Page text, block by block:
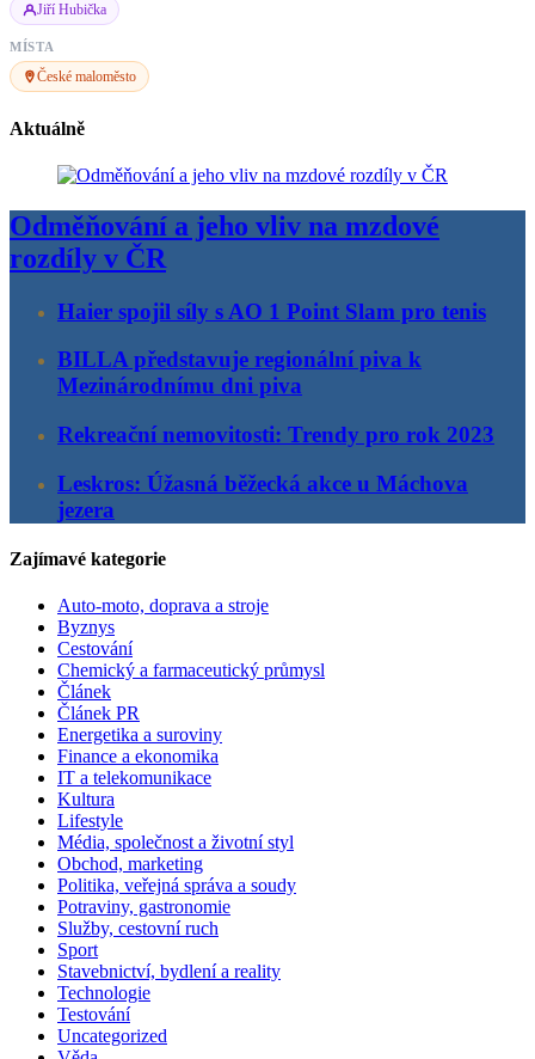
Jiří Hubička
MÍSTA
České maloměsto
Aktuálně
Odměňování a jeho vliv na mzdové
rozdíly v ČR
Haier spojil síly s AO 1 Point Slam pro tenis
BILLA představuje regionální piva k
Mezinárodnímu dni piva
Rekreační nemovitosti: Trendy pro rok 2023
Leskros: Úžasná běžecká akce u Máchova
jezera
Zajímavé kategorie
Auto-moto, doprava a stroje
Byznys
Cestování
Chemický a farmaceutický průmysl
Článek
Článek PR
Energetika a suroviny
Finance a ekonomika
IT a telekomunikace
Kultura
Lifestyle
Média, společnost a životní styl
Obchod, marketing
Politika, veřejná správa a soudy
Potraviny, gastronomie
Služby, cestovní ruch
Sport
Stavebnictví, bydlení a reality
Technologie
Testování
Uncategorized